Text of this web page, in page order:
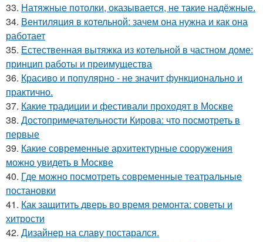
33. Натяжные потолки, оказывается, не такие надёжные.
34. Вентиляция в котельной: зачем она нужна и как она
работает
35. Естественная вытяжка из котельной в частном доме:
принцип работы и преимущества
36. Красиво и популярно - не значит функционально и
практично.
37. Какие традиции и фестивали проходят в Москве
38. Достопримечательности Кирова: что посмотреть в
первые
39. Какие современные архитектурные сооружения
можно увидеть в Москве
40. Где можно посмотреть современные театральные
постановки
41. Как защитить дверь во время ремонта: советы и
хитрости
42. Дизайнер на славу постарался.